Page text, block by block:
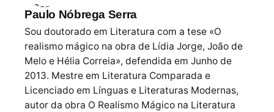
Paulo Nóbrega Serra
Sou doutorado em Literatura com a tese «O
realismo mágico na obra de Lídia Jorge, João de
Melo e Hélia Correia», defendida em Junho de
2013. Mestre em Literatura Comparada e
Licenciado em Línguas e Literaturas Modernas,
autor da obra O Realismo Mágico na Literatura